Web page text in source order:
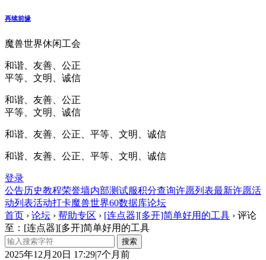
再续前缘
魔兽世界休闲工会
和谐、友善、公正
平等、文明、诚信
和谐、友善、公正
平等、文明、诚信
和谐、友善、公正、平等、文明、诚信
和谐、友善、公正、平等、文明、诚信
登录
公告历史教程荣誉墙内部测试服积分查询许愿列表最新许愿活
动列表活动打卡魔兽世界60数据库论坛
首页 › 论坛 › 帮助专区 › [连点器][多开]简单好用的工具 › 评论
至：[连点器][多开]简单好用的工具
2025年12月20日 17:29|7个月前